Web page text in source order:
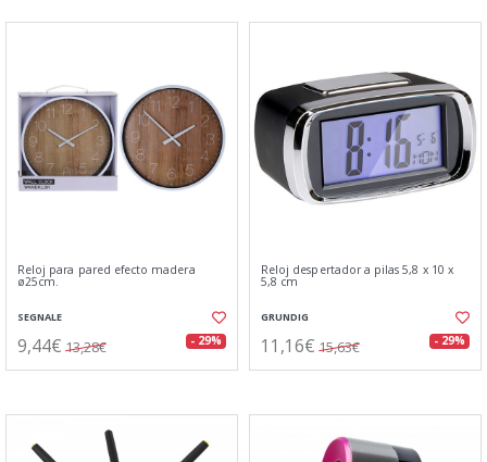
Reloj para pared efecto madera
ø25cm.
SEGNALE
9,44€ 13,28€ - 29%
Reloj despertador a pilas 5,8 x 10 x
5,8 cm
GRUNDIG
11,16€ 15,63€ - 29%